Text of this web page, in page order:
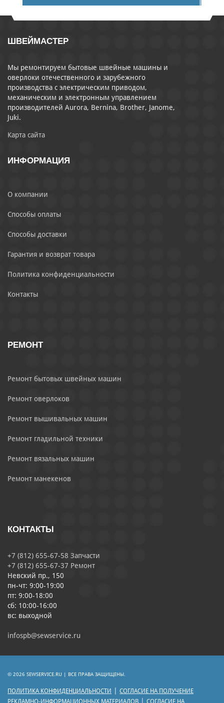
ШВЕЙМАСТЕР
Мы ремонтируем бытовые швейные машины и
оверлоки отечественного и зарубежного
производства с электрическим приводом,
механическим и электронным управлением
производителей Aurora, Bernina, Brother, Janome,
Juki.
Карта сайта
ИНФОРМАЦИЯ
О компании
Способы оплаты
Способы доставки
Гарантия и возврат товара
Политика конфиденциальности
Контакты
РЕМОНТ
Ремонт бытовых швейных машин
Ремонт оверлоков
Ремонт вышивальных машин
Ремонт гладильной техники
Ремонт вязальных машин
Ремонт манекенов
КОНТАКТЫ
+7 (812) 655-67-58 Запчасти
+7 (812) 655-67-37 Ремонт
Невский пр., 150
пн-чт: 9:00-19:00
пт: 9:00-18:00
сб: 10:00-16:00
вс: выходной
infospb@sewservice.ru
© 2026 SEWSERVICE.RU | ВСЕ ПРАВА ЗАЩИЩЕНЫ.
ПОЛИТИКА КОНФИДЕНЦИАЛЬНОСТИ
СОГЛАСИЕ НА ПОЛУЧЕНИЕ
РЕКЛАМНО-ИНФОРМАЦИОННЫХ МАТЕРИАЛОВ
СОГЛАСИЕ НА